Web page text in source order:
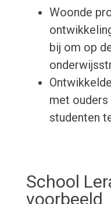
Woonde
bij om op
met
studenten
School
voorbeeld